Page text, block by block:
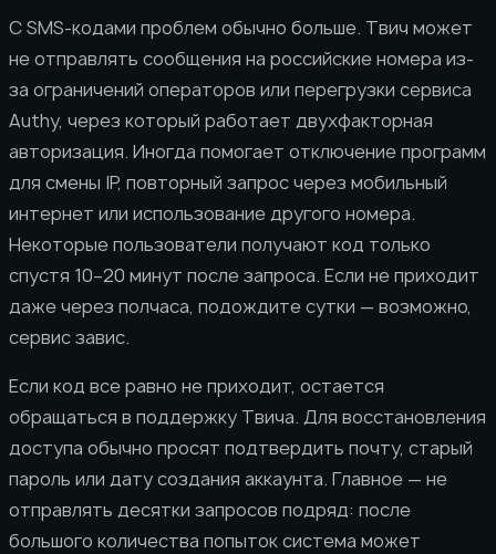
С SMS-кодами проблем обычно больше. Твич может
не отправлять сообщения на российские номера из-
за ограничений операторов или перегрузки сервиса
Authy, через который работает двухфакторная
авторизация. Иногда помогает отключение программ
для смены IP, повторный запрос через мобильный
интернет или использование другого номера.
Некоторые пользователи получают код только
спустя 10–20 минут после запроса. Если не приходит
даже через полчаса, подождите сутки — возможно,
сервис завис.
Если код все равно не приходит, остается
обращаться в поддержку Твича. Для восстановления
доступа обычно просят подтвердить почту, старый
пароль или дату создания аккаунта. Главное — не
отправлять десятки запросов подряд: после
большого количества попыток система может